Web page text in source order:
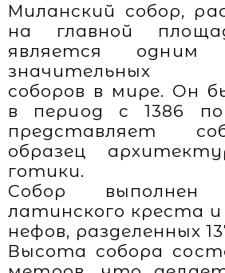
Миланский собор,
на главной
является
значительных
соборов в мире. Он
в период с 1386
представляет
образец
готики.
Собор
латинского креста
нефов, разделенных
Высота собора